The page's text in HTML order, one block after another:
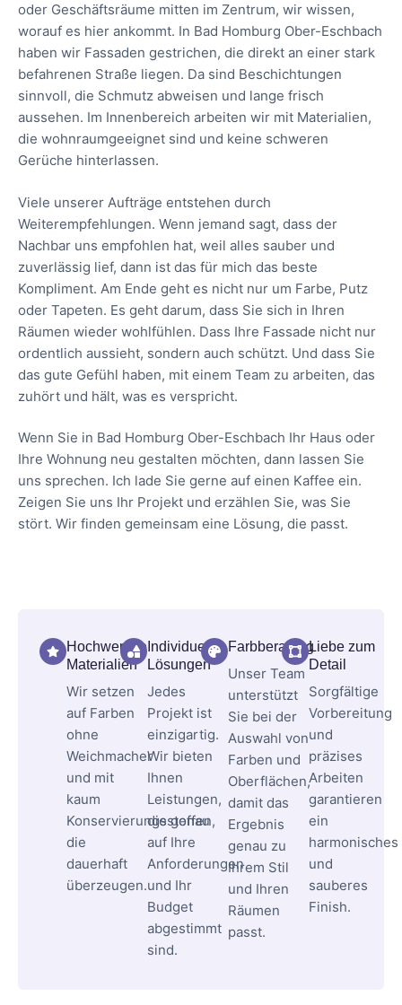
oder Geschäftsräume mitten im Zentrum, wir wissen,
worauf es hier ankommt. In Bad Homburg Ober-Eschbach
haben wir Fassaden gestrichen, die direkt an einer stark
befahrenen Straße liegen. Da sind Beschichtungen
sinnvoll, die Schmutz abweisen und lange frisch
aussehen. Im Innenbereich arbeiten wir mit Materialien,
die wohnraumgeeignet sind und keine schweren
Gerüche hinterlassen.
Viele unserer Aufträge entstehen durch
Weiterempfehlungen. Wenn jemand sagt, dass der
Nachbar uns empfohlen hat, weil alles sauber und
zuverlässig lief, dann ist das für mich das beste
Kompliment. Am Ende geht es nicht nur um Farbe, Putz
oder Tapeten. Es geht darum, dass Sie sich in Ihren
Räumen wieder wohlfühlen. Dass Ihre Fassade nicht nur
ordentlich aussieht, sondern auch schützt. Und dass Sie
das gute Gefühl haben, mit einem Team zu arbeiten, das
zuhört und hält, was es verspricht.
Wenn Sie in Bad Homburg Ober-Eschbach Ihr Haus oder
Ihre Wohnung neu gestalten möchten, dann lassen Sie
uns sprechen. Ich lade Sie gerne auf einen Kaffee ein.
Zeigen Sie uns Ihr Projekt und erzählen Sie, was Sie
stört. Wir finden gemeinsam eine Lösung, die passt.
Hochwertige
Materialien
Wir setzen
auf Farben
ohne
Weichmacher
und mit
kaum
Konservierungsstoffen,
die
dauerhaft
überzeugen.
Individuelle
Lösungen
Jedes
Projekt ist
einzigartig.
Wir bieten
Ihnen
Leistungen,
die genau
auf Ihre
Anforderungen
und Ihr
Budget
abgestimmt
sind.
Farbberatung
Unser Team
unterstützt
Sie bei der
Auswahl von
Farben und
Oberflächen,
damit das
Ergebnis
genau zu
Ihrem Stil
und Ihren
Räumen
passt.
Liebe zum
Detail
Sorgfältige
Vorbereitung
und
präzises
Arbeiten
garantieren
ein
harmonisches
und
sauberes
Finish.